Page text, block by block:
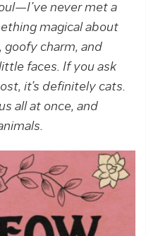
never met a
magical about
charm, and
faces. If you ask
it’s definitely cats.
all at once, and